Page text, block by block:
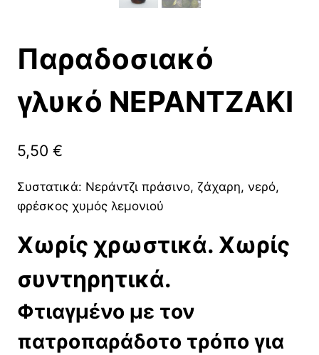
Παραδοσιακό
γλυκό ΝΕΡΑΝΤΖΑΚΙ
5,50 €
Συστατικά: Νεράντζι πράσινο, ζάχαρη, νερό,
φρέσκος χυμός λεμονιού
Χωρίς χρωστικά. Χωρίς
συντηρητικά.
Φτιαγμένο με τον
πατροπαράδοτο τρόπο για